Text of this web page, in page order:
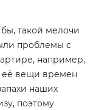
бы, такой мелочи
проблемы с
например,
её вещи времен
наших
поэтому